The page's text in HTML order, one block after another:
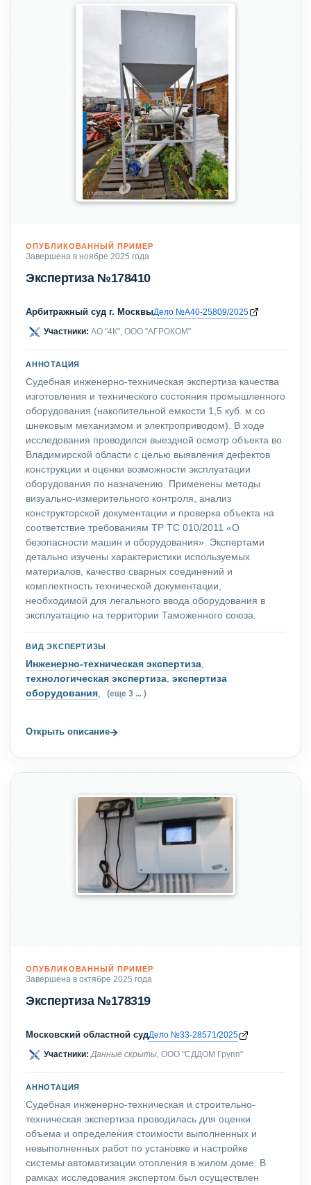
ОПУБЛИКОВАННЫЙ ПРИМЕР
Завершена в ноябре 2025 года
Экспертиза №178410
Арбитражный суд г. МосквыДело №А40-25809/2025
Участники: АО "4К", ООО "АГРОКОМ"
АННОТАЦИЯ
Судебная инженерно-техническая экспертиза качества
изготовления и технического состояния промышленного
оборудования (накопительной емкости 1,5 куб. м со
шнековым механизмом и электроприводом). В ходе
исследования проводился выездной осмотр объекта во
Владимирской области с целью выявления дефектов
конструкции и оценки возможности эксплуатации
оборудования по назначению. Применены методы
визуально-измерительного контроля, анализ
конструкторской документации и проверка объекта на
соответствие требованиям ТР ТС 010/2011 «О
безопасности машин и оборудования». Экспертами
детально изучены характеристики используемых
материалов, качество сварных соединений и
комплектность технической документации,
необходимой для легального ввода оборудования в
эксплуатацию на территории Таможенного союза.
ВИД ЭКСПЕРТИЗЫ
Инженерно-техническая экспертиза,
технологическая экспертиза, экспертиза
оборудования, (еще 3 ... )
Открыть описание→
ОПУБЛИКОВАННЫЙ ПРИМЕР
Завершена в октябре 2025 года
Экспертиза №178319
Московский областной судДело №33-28571/2025
Участники: Данные скрыты, ООО "СДДОМ Групп"
АННОТАЦИЯ
Судебная инженерно-техническая и строительно-
техническая экспертиза проводилась для оценки
объема и определения стоимости выполненных и
невыполненных работ по установке и настройке
системы автоматизации отопления в жилом доме. В
рамках исследования экспертом был осуществлен